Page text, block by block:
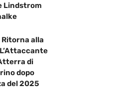
Lindstrom
Ritorna alla
di
dopo
del 2025